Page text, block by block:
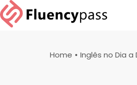
Home Inglês no Dia a